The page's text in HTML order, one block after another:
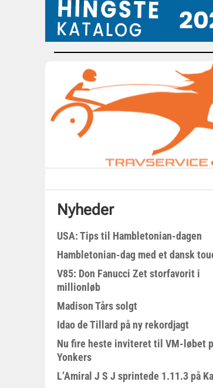
Nyheder
USA: Tips til Hambletonian-dagen
Hambletonian-dag med et dansk
V85: Don Fanucci Zet storfavorit i
millionløb
Madison Tårs solgt
Idao de Tillard på ny rekordjagt
Nu fire heste inviteret til VM-løbet
Yonkers
L’Amiral J S J sprintede 1.11.3 på